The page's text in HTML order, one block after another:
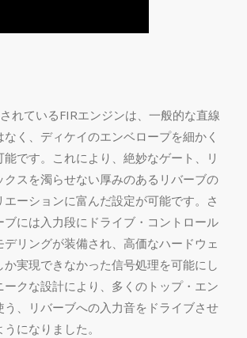
れているFIRエンジンは、一般的な直線
く、ディケイのエンベロープを細かく
です。これにより、絶妙なゲート、リ
クスを濁らせない厚みのあるリバーブの
ーションに富んだ設定が可能です。さ
ブには入力段にドライブ・コントロール
リングが装備され、高価なハードウェ
か実現できなかった信号処理を可能にし
ークな設計により、多くのトップ・エン
う、リバーブへの入力音をドライブさせ
になりました。